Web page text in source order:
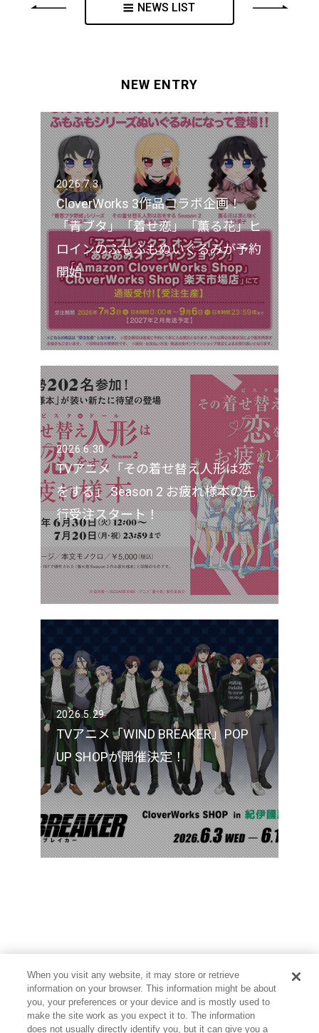
NEWS LIST
NEW ENTRY
2026.7.3
CloverWorks 3作品コラボ企画！
「青ブタ」「着せ恋」「薫る花」ヒ
ロインのふもふもぬいぐるみが予約
開始
2026.6.30
TVアニメ「その着せ替え人形は恋
をする」 Season 2 お疲れ様本の先
行受注スタート！
2026.5.29
TVアニメ「WIND BREAKER」POP
UP SHOPが開催決定！
When you visit any website, it may store or retrieve
information on your browser. This information might be about
you, your preferences or your device and is mostly used to
make the site work as you expect it to. The information
does not usually directly identify you, but it can give you a